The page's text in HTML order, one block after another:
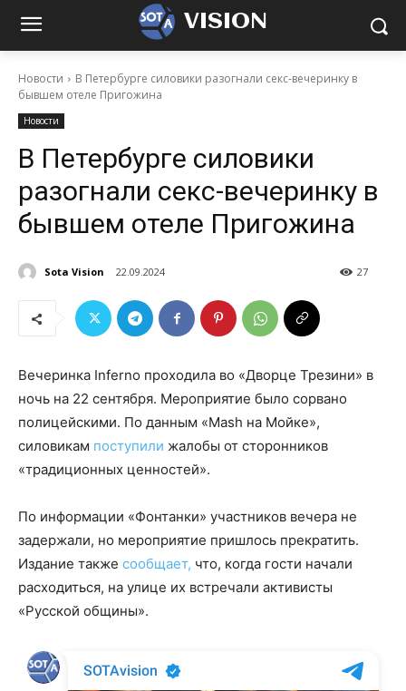
VISION
Новости
В Петербурге силовики разогнали секс-вечеринку в
бывшем отеле Пригожина
Новости
В Петербурге силовики
разогнали секс-вечеринку в
бывшем отеле Пригожина
Sota Vision 22.09.2024 27
Вечеринка Inferno проходила во «Дворце Трезини» в
ночь на 22 сентября. Мероприятие было сорвано
полицейскими. По данным «Mash на Мойке»,
силовикам поступили жалобы от сторонников
«традиционных ценностей».
По информации «Фонтанки» участников вечера не
задержали, но мероприятие пришлось прекратить.
Издание также сообщает, что, когда гости начали
расходиться, на улице их встречали активисты
«Русской общины».